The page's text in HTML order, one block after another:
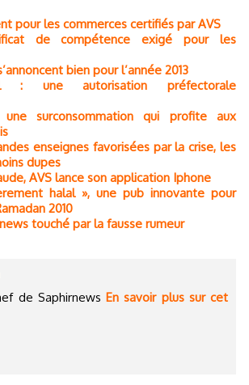
pour les commerces certifiés par AVS
de compétence exigé pour les
bien pour l’année 2013
: une autorisation préfectorale
une surconsommation qui profite aux
enseignes favorisées par la crise, les
dupes
AVS lance son application Iphone
halal », une pub innovante pour
2010
touché par la fausse rumeur
de SaphirnewsEn savoir plus sur cet